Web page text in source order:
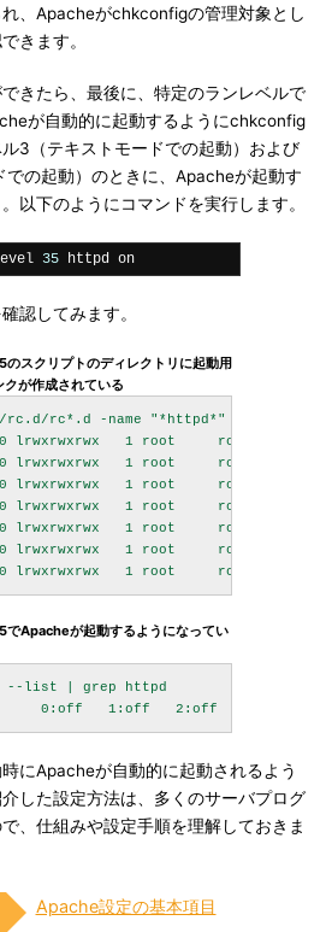
、Apacheがchkconfigの管理対象とし
きます。
きたら、最後に、特定のランレベルで
が自動的に起動するようにchkconfig
3（テキストモードでの起動）および
での起動）のときに、Apacheが起動す
以下のようにコマンドを実行します。
35 httpd on
認してみます。
スクリプトのディレクトリに起動用
が作成されている
rc*.d -name "*httpd*" -ls
0 lrwxrwxrwx   1 root     root
0 lrwxrwxrwx   1 root     root
0 lrwxrwxrwx   1 root     root
0 lrwxrwxrwx   1 root     root
0 lrwxrwxrwx   1 root     root
0 lrwxrwxrwx   1 root     root
Apacheが起動するようになってい
--list | grep httpd
にApacheが自動的に起動されるよう
した設定方法は、多くのサーバプログ
、仕組みや設定手順を理解しておきま
Apache設定の基本項目